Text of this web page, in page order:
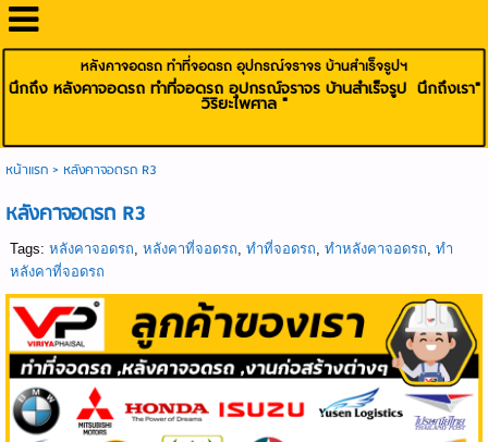
หลังคาจอดรถ ทำที่จอดรถ อุปกรณ์จราจร บ้านสำเร็จรูปฯ
นึกถึง หลังคาจอดรถ ทำที่จอดรถ อุปกรณ์จราจร บ้านสำเร็จรูป นึกถึงเรา"
วิริยะไพศาล "
หน้าแรก> หลังคาจอดรถ R3
หลังคาจอดรถ R3
Tags: หลังคาจอดรถ, หลังคาที่จอดรถ, ทำที่จอดรถ, ทำหลังคาจอดรถ, ทำ
หลังคาที่จอดรถ